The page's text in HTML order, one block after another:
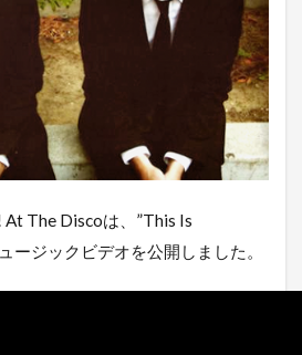
The Discoは、”This Is
ージックビデオを公開しました。